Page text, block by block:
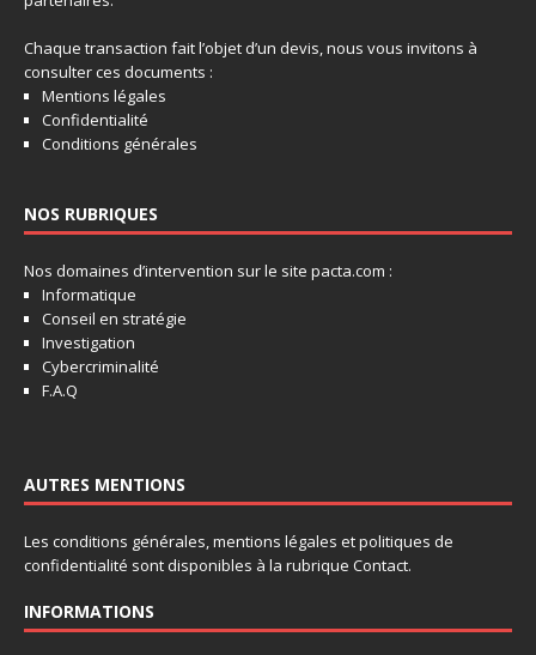
Chaque transaction fait l’objet d’un devis, nous vous invitons à
consulter ces documents :
Mentions légales
Confidentialité
Conditions générales
NOS RUBRIQUES
Nos domaines d’intervention sur le site pacta.com :
Informatique
Conseil en stratégie
Investigation
Cybercriminalité
F.A.Q
AUTRES MENTIONS
Les conditions générales, mentions légales et politiques de
confidentialité sont disponibles à la rubrique Contact.
INFORMATIONS